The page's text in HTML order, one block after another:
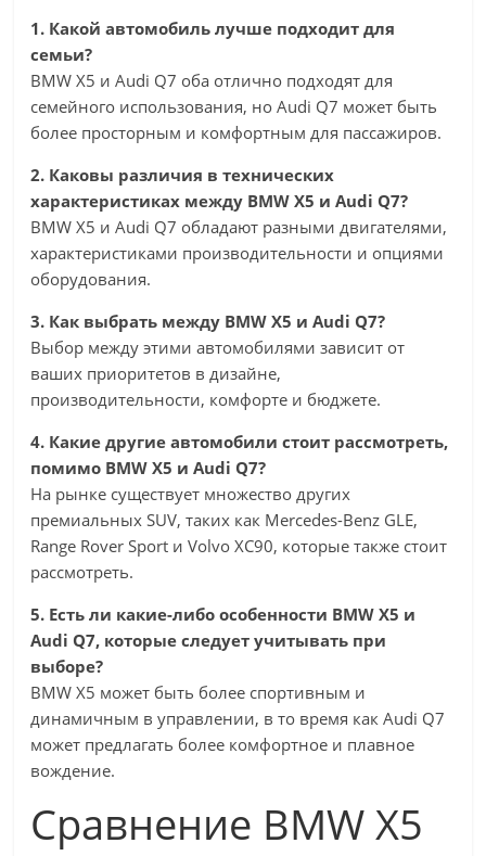
1. Какой автомобиль лучше подходит для
семьи?
BMW X5 и Audi Q7 оба отлично подходят для
семейного использования, но Audi Q7 может быть
более просторным и комфортным для пассажиров.
2. Каковы различия в технических
характеристиках между BMW X5 и Audi Q7?
BMW X5 и Audi Q7 обладают разными двигателями,
характеристиками производительности и опциями
оборудования.
3. Как выбрать между BMW X5 и Audi Q7?
Выбор между этими автомобилями зависит от
ваших приоритетов в дизайне,
производительности, комфорте и бюджете.
4. Какие другие автомобили стоит рассмотреть,
помимо BMW X5 и Audi Q7?
На рынке существует множество других
премиальных SUV, таких как Mercedes-Benz GLE,
Range Rover Sport и Volvo XC90, которые также стоит
рассмотреть.
5. Есть ли какие-либо особенности BMW X5 и
Audi Q7, которые следует учитывать при
выборе?
BMW X5 может быть более спортивным и
динамичным в управлении, в то время как Audi Q7
может предлагать более комфортное и плавное
вождение.
Сравнение BMW X5